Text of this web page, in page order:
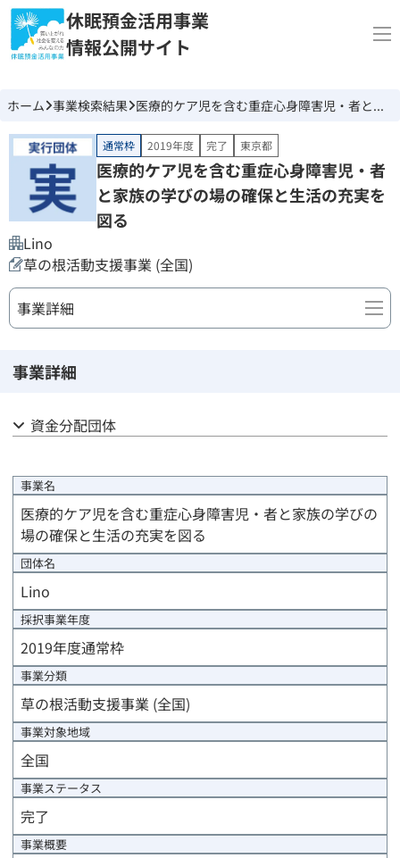
休眠預金活用事業
情報公開サイト
ホーム 事業検索結果 医療的ケア児を含む重症心身障害児・者と家族の学びの場の確保と生活の充実を図る
通常枠 2019年度 完了 東京都
医療的ケア児を含む重症心身障害児・者
と家族の学びの場の確保と生活の充実を
図る
Lino
草の根活動支援事業 (全国)
事業詳細
事業計画
評価計画
資金計画
事前評価報告
中間評価報告
事後評価報告
進捗/年度末報告
事業完了報告
事業完了時精算報告
事業詳細
資金分配団体
事業名
医療的ケア児を含む重症心身障害児・者と家族の学びの
場の確保と生活の充実を図る
団体名
Lino
採択事業年度
2019年度通常枠
事業分類
草の根活動支援事業 (全国)
事業対象地域
全国
事業ステータス
完了
事業概要